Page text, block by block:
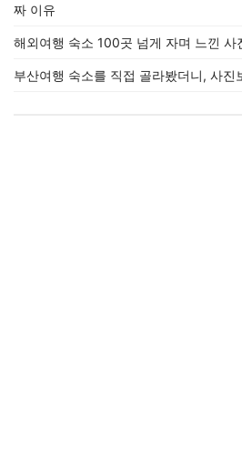
짜 이유
해외여행 숙소 100곳 넘게 자며 느낀 사
부산여행 숙소를 직접 골라봤더니, 사진